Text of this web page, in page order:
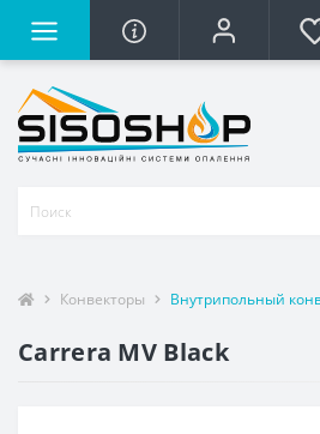
Конвекторы Внутрипольный
Carrera MV Black